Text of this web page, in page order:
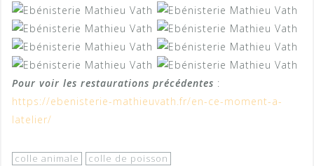
Pour voir les restaurations précédentes :
https://ebenisterie-mathieuvath.fr/en-ce-moment-a-
latelier/
colle animale
colle de poisson